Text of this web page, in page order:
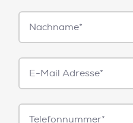
Nachname*
E-
Mail*
Telefonnummer